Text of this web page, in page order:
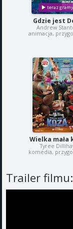
Gdzie jest
Andrew
animacja,
Wielka mała
Tyree
komedia,
Trailer filmu: